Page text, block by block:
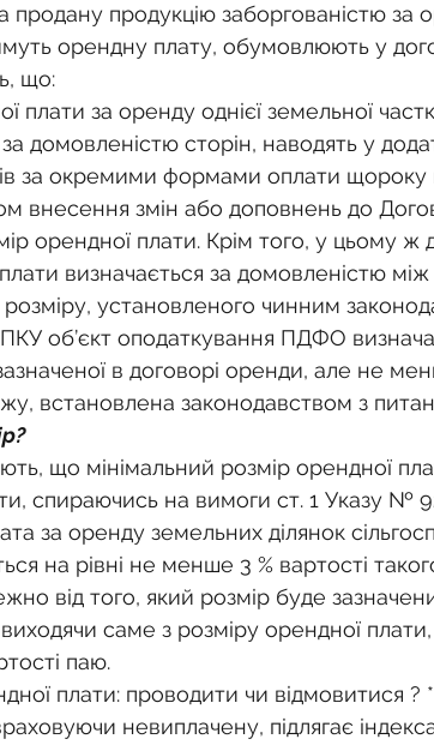
продану продукцію заборгованістю
орендну плату, обумовлюють у
що:
за оренду однієї земельної
домовленістю сторін, наводять у
за окремими формами оплати щороку
внесення змін або доповнень до
орендної плати. Крім того, у цьому ж
визначається за домовленістю
установленого чинним
ПКУ об’єкт оподаткування ПДФО
в договорі оренди, але не
встановлена законодавством з
що мінімальний розмір орендної
спираючись на вимоги ст. 1 Указу №
за оренду земельних ділянок
на рівні не менше 3 % вартості
від того, який розмір буде
саме з розміру орендної плати,
паю.
плати: проводити чи відмовитися ?
невиплачену, підлягає